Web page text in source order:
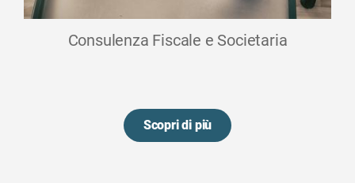
Consulenza Fiscale e Societaria
Scopri di più